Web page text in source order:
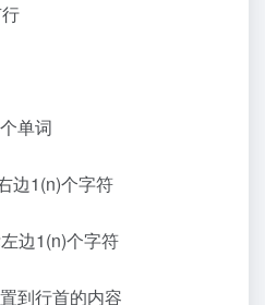
单词
边1(n)个字符
边1(n)个字符
到行首的内容